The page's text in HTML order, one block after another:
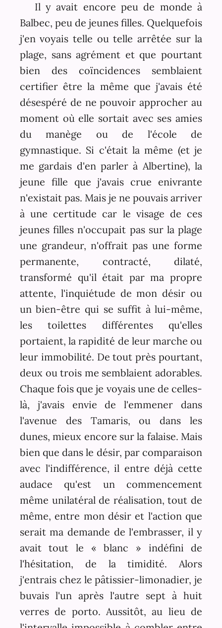
Il y avait encore peu de monde à
Balbec, peu de jeunes filles. Quelquefois
j'en voyais telle ou telle arrêtée sur la
plage, sans agrément et que pourtant
bien des coïncidences semblaient
certifier être la même que j'avais été
désespéré de ne pouvoir approcher au
moment où elle sortait avec ses amies
du manège ou de l'école de
gymnastique. Si c'était la même (et je
me gardais d'en parler à Albertine), la
jeune fille que j'avais crue enivrante
n'existait pas. Mais je ne pouvais arriver
à une certitude car le visage de ces
jeunes filles n'occupait pas sur la plage
une grandeur, n'offrait pas une forme
permanente, contracté, dilaté,
transformé qu'il était par ma propre
attente, l'inquiétude de mon désir ou
un bien-être qui se suffit à lui-même,
les toilettes différentes qu'elles
portaient, la rapidité de leur marche ou
leur immobilité. De tout près pourtant,
deux ou trois me semblaient adorables.
Chaque fois que je voyais une de celles-
là, j'avais envie de l'emmener dans
l'avenue des Tamaris, ou dans les
dunes, mieux encore sur la falaise. Mais
bien que dans le désir, par comparaison
avec l'indifférence, il entre déjà cette
audace qu'est un commencement
même unilatéral de réalisation, tout de
même, entre mon désir et l'action que
serait ma demande de l'embrasser, il y
avait tout le « blanc » indéfini de
l'hésitation, de la timidité. Alors
j'entrais chez le pâtissier-limonadier, je
buvais l'un après l'autre sept à huit
verres de porto. Aussitôt, au lieu de